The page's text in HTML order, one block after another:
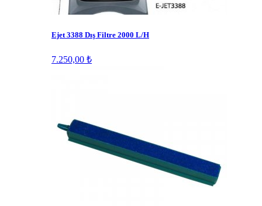
Ejet 3388 Dış Filtre 2000 L/H
7.250,00 ₺